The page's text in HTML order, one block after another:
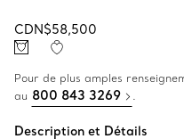
CDN$58,500
Pour de plus amples
au 800 843 3269 .
Description et Détails